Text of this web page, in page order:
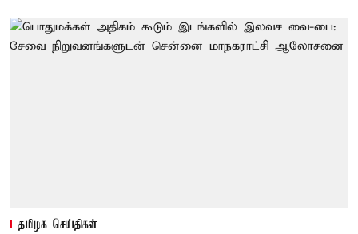
தமிழக செய்திகள்